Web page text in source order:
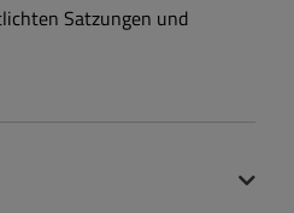
Satzungen und